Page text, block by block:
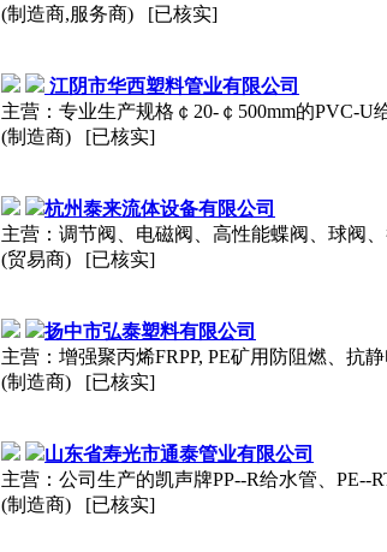
(制造商,服务商) [已核实]
江阴市华西塑料管业有限公司
主营：专业生产规格￠20-￠500mm的PVC-
(制造商) [已核实]
杭州泰来流体设备有限公司
主营：调节阀、电磁阀、高性能蝶阀、球阀
(贸易商) [已核实]
扬中市弘泰塑料有限公司
主营：增强聚丙烯FRPP, PE矿用防阻燃、抗
(制造商) [已核实]
山东省寿光市通泰管业有限公司
主营：公司生产的凯声牌PP--R给水管、PE--
(制造商) [已核实]